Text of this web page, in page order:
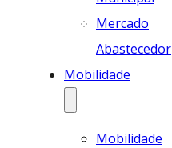
Mercado
Abastecedor
Mobilidade
Mobilidade